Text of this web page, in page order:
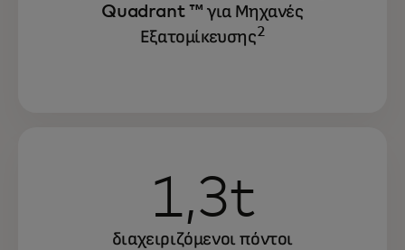
Quadrant ™ για Μηχανές
Εξατομίκευσης2
1,3t
διαχειριζόμενοι πόντοι